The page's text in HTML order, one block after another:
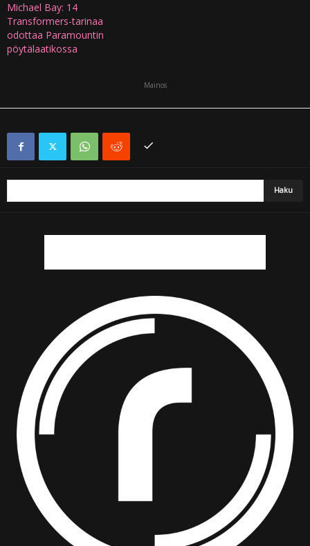
Michael Bay: 14
Transformers-tarinaa
odottaa Paramountin
pöytälaatikossa
Mainos